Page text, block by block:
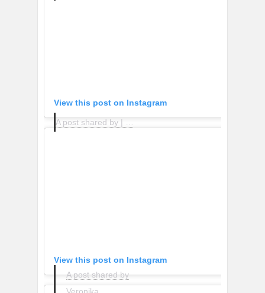
View this post on Instagram
View this post on Instagram
A post shared by
Veronika